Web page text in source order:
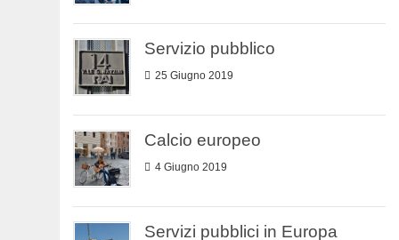
Servizio pubblico
25 Giugno 2019
Calcio europeo
4 Giugno 2019
Servizi pubblici in Europa